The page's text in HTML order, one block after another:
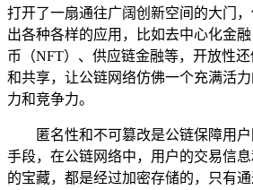
打开了一扇通往广阔创新空间的大门
出各种各样的应用，比如去中心化金
币（NFT）、供应链金融等，开放性
和共享，让公链网络仿佛一个充满活
力和竞争力。
匿名性和不可篡改是公链保障用
手段，在公链网络中，用户的交易信
的宝藏，都是经过加密存储的，只有